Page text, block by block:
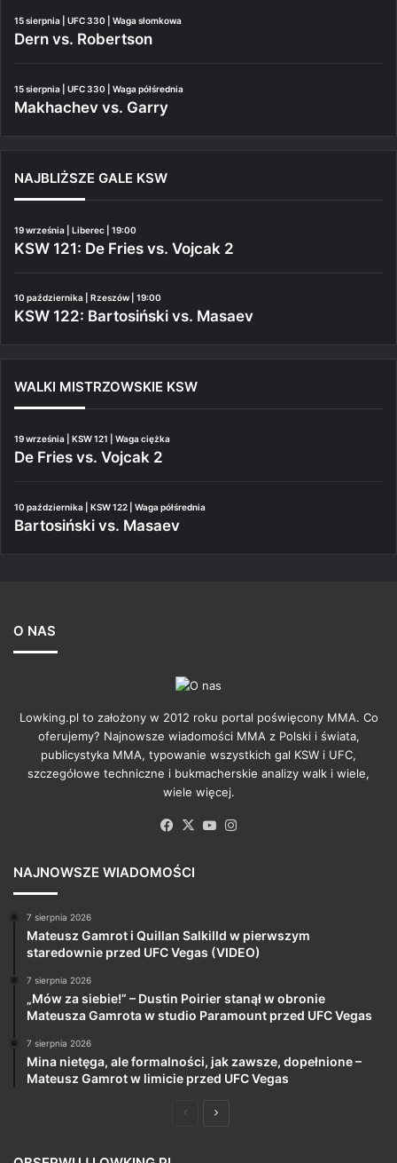
15 sierpnia | UFC 330 | Waga słomkowa
Dern vs. Robertson
15 sierpnia | UFC 330 | Waga półśrednia
Makhachev vs. Garry
NAJBLIŻSZE GALE KSW
19 września | Liberec | 19:00
KSW 121: De Fries vs. Vojcak 2
10 października | Rzeszów | 19:00
KSW 122: Bartosiński vs. Masaev
WALKI MISTRZOWSKIE KSW
19 września | KSW 121 | Waga ciężka
De Fries vs. Vojcak 2
10 października | KSW 122 | Waga półśrednia
Bartosiński vs. Masaev
O NAS
Lowking.pl to założony w 2012 roku portal poświęcony MMA. Co
oferujemy? Najnowsze wiadomości MMA z Polski i świata,
publicystyka MMA, typowanie wszystkich gal KSW i UFC,
szczegółowe techniczne i bukmacherskie analizy walk i wiele,
wiele więcej.
Facebook
X YouTube
NAJNOWSZE WIADOMOŚCI
7 sierpnia 2026
Mateusz Gamrot i Quillan Salkilld w pierwszym
staredownie przed UFC Vegas (VIDEO)
7 sierpnia 2026
„Mów za siebie!” – Dustin Poirier stanął w obronie
Mateusza Gamrota w studio Paramount przed UFC Vegas
7 sierpnia 2026
Mina nietęga, ale formalności, jak zawsze, dopełnione –
Mateusz Gamrot w limicie przed UFC Vegas
PoprzedniaNastępna